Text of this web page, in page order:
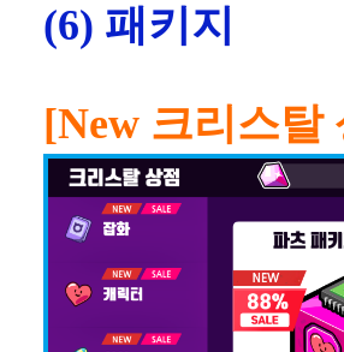
(6) 패키지
[New 크리스탈